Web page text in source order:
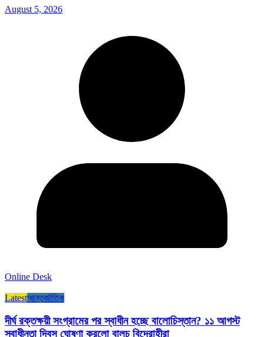
August 5, 2026
Online Desk
Latestআন্তর্জাতিক
দীর্ঘ রক্তক্ষয়ী সংগ্রামের পর স্বাধীন হচ্ছে বালোচিস্তান? ১১ আগস্ট
স্বাধীনতা দিবস ঘোষণা করলো বালুচ বিদ্রোহীরা